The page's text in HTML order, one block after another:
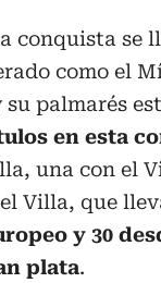
conquista se
como el
su palmarés
en esta
una con el
Villa, que
y 30
plata.